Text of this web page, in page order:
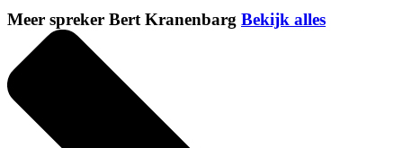
Meer spreker Bert Kranenbarg Bekijk alles